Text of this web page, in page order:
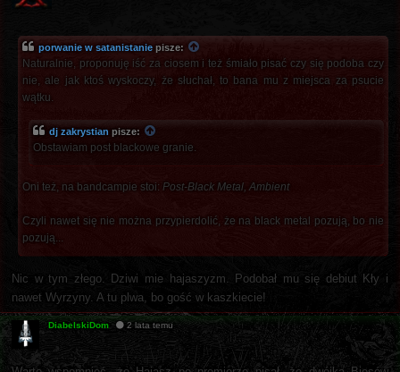
porwanie w satanistanie pisze:
Naturalnie, proponuję iść za ciosem i też śmiało pisać czy się podoba czy
nie, ale jak ktoś wyskoczy, że słuchał, to bana mu z miejsca za psucie
wątku.
dj zakrystian pisze:
Obstawiam post blackowe granie.
Oni też, na bandcampie stoi: Post-Black Metal, Ambient
Czyli nawet się nie można przypierdolić, że na black metal pozują, bo nie
pozują...
Nic w tym złego. Dziwi mie hajaszyzm. Podobał mu się debiut Kły i
nawet Wyrzyny. A tu plwa, bo gość w kaszkiecie!
DiabelskiDom 2 lata temu